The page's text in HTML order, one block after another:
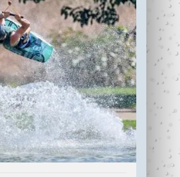
עדי כהן ז"ל (1987-
2006)
בין נתניה לחיפה
עוצרי�...